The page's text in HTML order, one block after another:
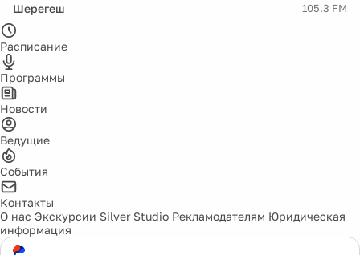
Шерегеш 105.3 FM
Расписание
Программы
Новости
Ведущие
События
Контакты
О нас Экскурсии Silver Studio Рекламодателям Юридическая
информация